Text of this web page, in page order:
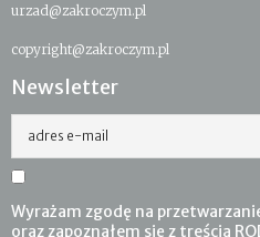
urzad@zakroczym.pl
copyright@zakroczym.pl
Newsletter
adres e-mail
Wyrażam zgodę na
oraz zapoznałem się z treścią